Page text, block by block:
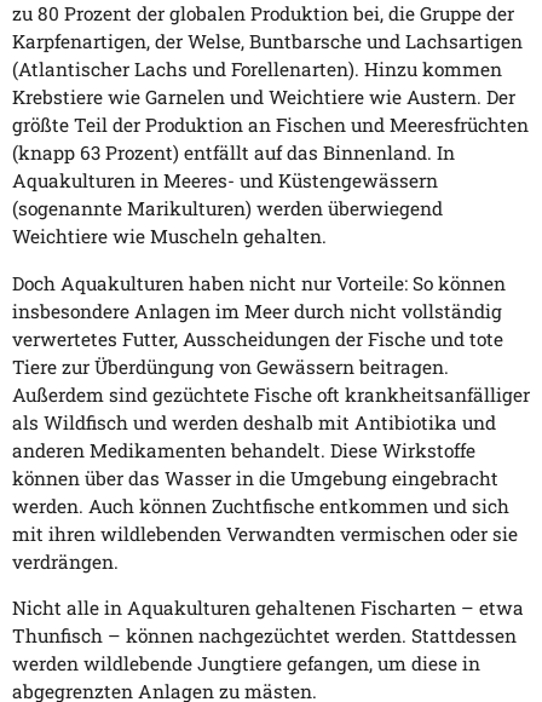
zu 80 Prozent der globalen Produktion bei, die Gruppe der
Karpfenartigen, der Welse, Buntbarsche und Lachsartigen
(Atlantischer Lachs und Forellenarten). Hinzu kommen
Krebstiere wie Garnelen und Weichtiere wie Austern. Der
größte Teil der Produktion an Fischen und Meeresfrüchten
(knapp 63 Prozent) entfällt auf das Binnenland. In
Aquakulturen in Meeres- und Küstengewässern
(sogenannte Marikulturen) werden überwiegend
Weichtiere wie Muscheln gehalten.
Doch Aquakulturen haben nicht nur Vorteile: So können
insbesondere Anlagen im Meer durch nicht vollständig
verwertetes Futter, Ausscheidungen der Fische und tote
Tiere zur Überdüngung von Gewässern beitragen.
Außerdem sind gezüchtete Fische oft krankheitsanfälliger
als Wildfisch und werden deshalb mit Antibiotika und
anderen Medikamenten behandelt. Diese Wirkstoffe
können über das Wasser in die Umgebung eingebracht
werden. Auch können Zuchtfische entkommen und sich
mit ihren wildlebenden Verwandten vermischen oder sie
verdrängen.
Nicht alle in Aquakulturen gehaltenen Fischarten – etwa
Thunfisch – können nachgezüchtet werden. Stattdessen
werden wildlebende Jungtiere gefangen, um diese in
abgegrenzten Anlagen zu mästen.